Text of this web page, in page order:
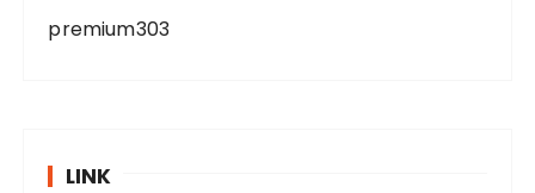
premium303
LINK